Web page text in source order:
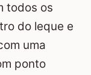
todos os
do leque e
uma
ponto